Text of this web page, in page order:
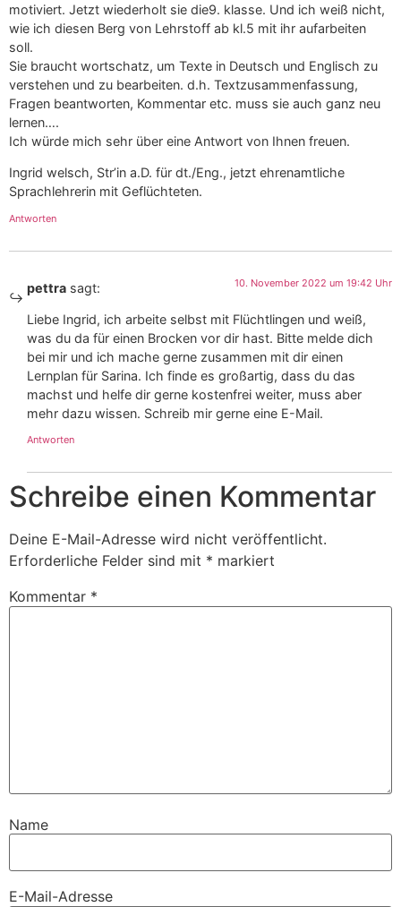
motiviert. Jetzt wiederholt sie die9. klasse. Und ich weiß nicht,
wie ich diesen Berg von Lehrstoff ab kl.5 mit ihr aufarbeiten
soll.
Sie braucht wortschatz, um Texte in Deutsch und Englisch zu
verstehen und zu bearbeiten. d.h. Textzusammenfassung,
Fragen beantworten, Kommentar etc. muss sie auch ganz neu
lernen….
Ich würde mich sehr über eine Antwort von Ihnen freuen.
Ingrid welsch, Str’in a.D. für dt./Eng., jetzt ehrenamtliche
Sprachlehrerin mit Geflüchteten.
Antworten
pettra sagt: 10. November 2022 um 19:42 Uhr
Liebe Ingrid, ich arbeite selbst mit Flüchtlingen und weiß,
was du da für einen Brocken vor dir hast. Bitte melde dich
bei mir und ich mache gerne zusammen mit dir einen
Lernplan für Sarina. Ich finde es großartig, dass du das
machst und helfe dir gerne kostenfrei weiter, muss aber
mehr dazu wissen. Schreib mir gerne eine E-Mail.
Antworten
Schreibe einen Kommentar
Deine E-Mail-Adresse wird nicht veröffentlicht.
Erforderliche Felder sind mit * markiert
Kommentar *
Name
E-Mail-Adresse